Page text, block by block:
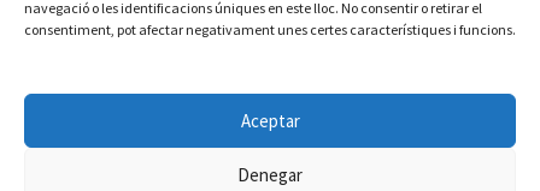
navegació o les identificacions úniques en este lloc. No consentir o retirar el
consentiment, pot afectar negativament unes certes característiques i funcions.
Aceptar
Denegar
Política de privacidad
© 2026 Ajuntament de Vilafamés - Desarrollada por